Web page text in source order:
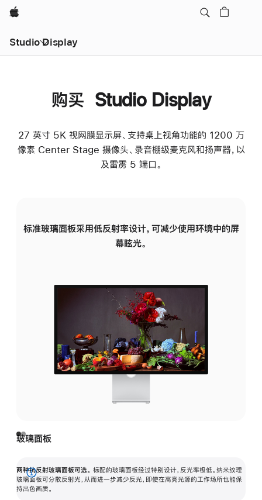
Apple
Studio Display
购买 Studio Display
27 英寸 5K 视网膜显示屏、支持桌上视角功能的 1200 万
像素 Center Stage 摄像头、录音棚级麦克风和扬声器，以
及雷雳 5 端口。
标准玻璃面板采用低反射率设计，可减少使用环境中的屏
幕眩光。
玻璃面板
两种抗反射玻璃面板可选。 标配的玻璃面板经过特别设计，反光率极低。纳米纹理
玻璃面板可分散反射光，从而进一步减少反光，即使在高亮光源的工作场所也能保
持出色画质。
展
开